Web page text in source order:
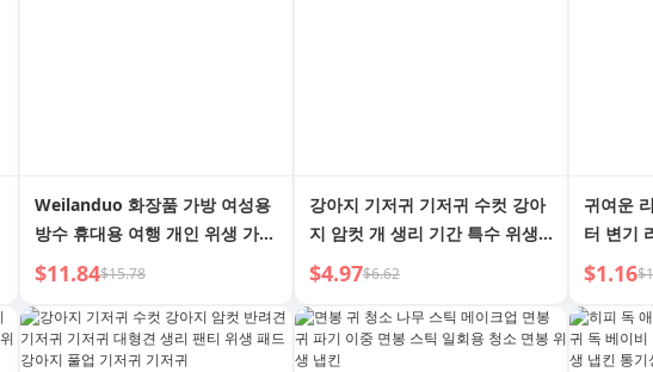
Weilanduo 화장품 가방 여성용
방수 휴대용 여행 개인 위생 가방
대용량 칸막이 절묘한 인기 코스
$11.84$15.78
강아지 기저귀 기저귀 수컷 강아
지 암컷 개 생리 기간 특수 위생
패드 테디 애완 통기성 생리 팬티
$4.97$6.62
귀여운
터 변기
적인 손
$1.16